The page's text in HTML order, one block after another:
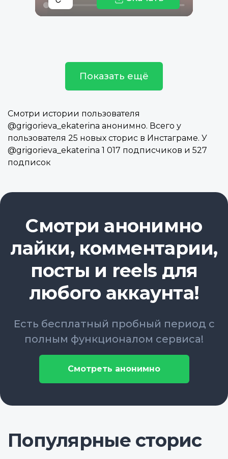
Показать ещё
Смотри истории пользователя
@grigorieva_ekaterina анонимно. Всего у
пользователя 25 новых сторис в Инстаграме. У
@grigorieva_ekaterina 1 017 подписчиков и 527
подписок
Смотри анонимно
лайки, комментарии,
посты и reels для
любого аккаунта!
Есть бесплатный пробный период с
полным функционалом сервиса!
Смотреть анонимно
Популярные сторис